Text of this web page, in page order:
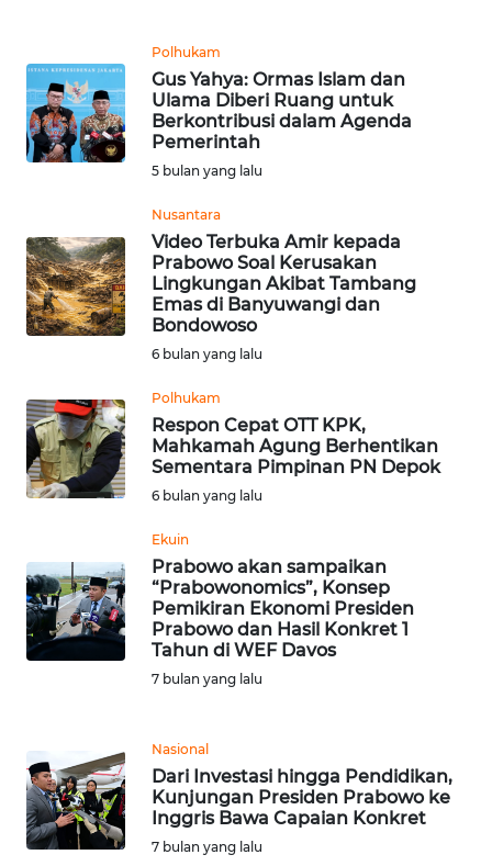
Polhukam
Gus Yahya: Ormas Islam dan
Ulama Diberi Ruang untuk
Berkontribusi dalam Agenda
Pemerintah
5 bulan yang lalu
Nusantara
Video Terbuka Amir kepada
Prabowo Soal Kerusakan
Lingkungan Akibat Tambang
Emas di Banyuwangi dan
Bondowoso
6 bulan yang lalu
Polhukam
Respon Cepat OTT KPK,
Mahkamah Agung Berhentikan
Sementara Pimpinan PN Depok
6 bulan yang lalu
Ekuin
Prabowo akan sampaikan
“Prabowonomics”, Konsep
Pemikiran Ekonomi Presiden
Prabowo dan Hasil Konkret 1
Tahun di WEF Davos
7 bulan yang lalu
Nasional
Dari Investasi hingga Pendidikan,
Kunjungan Presiden Prabowo ke
Inggris Bawa Capaian Konkret
7 bulan yang lalu
KALTARA
WN
KALSEL
KALTIM
WN
SULSEL
GORONTALO
WN
SULUT
MALUKU
WN
MALUT
WN
DANAU
TOBA